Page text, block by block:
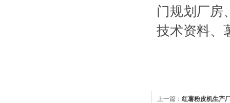
门规划厂房
技术资料、
上一篇： 红薯粉皮机生产